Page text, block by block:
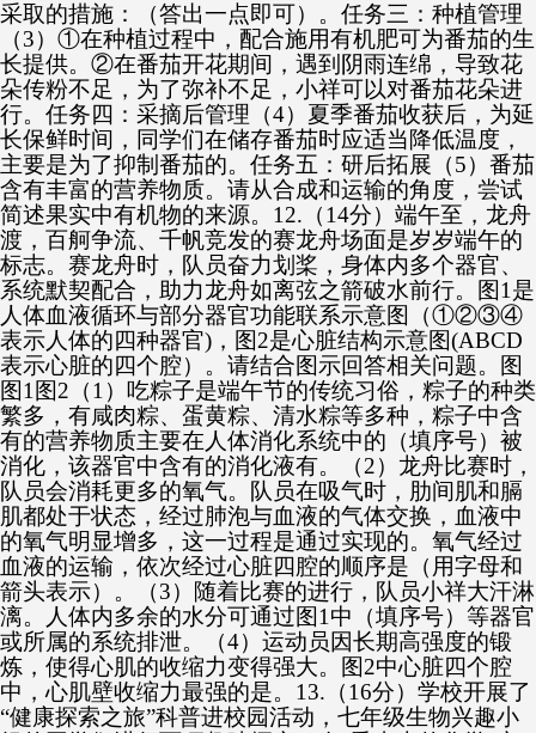
采取的措施：（答出一点即可）。任务三：种植管理
（3）①在种植过程中，配合施用有机肥可为番茄的生
长提供。②在番茄开花期间，遇到阴雨连绵，导致花
朵传粉不足，为了弥补不足，小祥可以对番茄花朵进
行。任务四：采摘后管理（4）夏季番茄收获后，为延
长保鲜时间，同学们在储存番茄时应适当降低温度，
主要是为了抑制番茄的。任务五：研后拓展（5）番茄
含有丰富的营养物质。请从合成和运输的角度，尝试
简述果实中有机物的来源。12.（14分）端午至，龙舟
渡，百舸争流、千帆竞发的赛龙舟场面是岁岁端午的
标志。赛龙舟时，队员奋力划桨，身体内多个器官、
系统默契配合，助力龙舟如离弦之箭破水前行。图1是
人体血液循环与部分器官功能联系示意图（①②③④
表示人体的四种器官)，图2是心脏结构示意图(ABCD
表示心脏的四个腔）。请结合图示回答相关问题。图
图1图2（1）吃粽子是端午节的传统习俗，粽子的种类
繁多，有咸肉粽、蛋黄粽、清水粽等多种，粽子中含
有的营养物质主要在人体消化系统中的（填序号）被
消化，该器官中含有的消化液有。（2）龙舟比赛时，
队员会消耗更多的氧气。队员在吸气时，肋间肌和膈
肌都处于状态，经过肺泡与血液的气体交换，血液中
的氧气明显增多，这一过程是通过实现的。氧气经过
血液的运输，依次经过心脏四腔的顺序是（用字母和
箭头表示）。（3）随着比赛的进行，队员小祥大汗淋
漓。人体内多余的水分可通过图1中（填序号）等器官
或所属的系统排泄。（4）运动员因长期高强度的锻
炼，使得心肌的收缩力变得强大。图2中心脏四个腔
中，心肌壁收缩力最强的是。13.（16分）学校开展了
“健康探索之旅”科普进校园活动，七年级生物兴趣小